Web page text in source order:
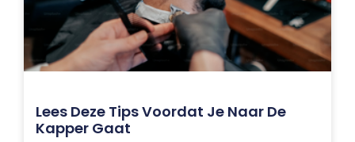
Lees Deze Tips Voordat Je Naar De
Kapper Gaat